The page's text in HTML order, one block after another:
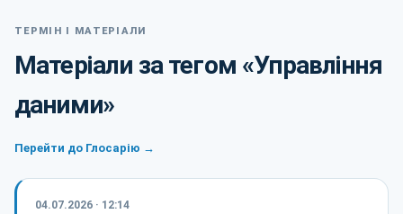
ТЕРМІН І МАТЕРІАЛИ
Матеріали за тегом «Управління
даними»
Перейти до Глосарію →
04.07.2026 · 12:14